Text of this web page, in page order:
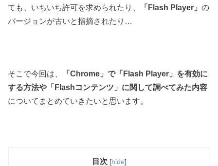
ても、いちいち許可を求められたり、
「Flash Player」の
バージョンが古いと指摘されたり…
そこで今回は、
「Chrome」で「Flash Player」を有効に
する方法や「Flashコンテンツ」に関して調べてみた内容
についてまとめていきたいと思います。
目次 [hide]